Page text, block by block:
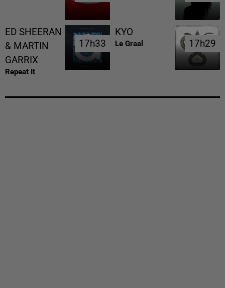
ED SHEERAN
& MARTIN
GARRIX
Repeat It
17h33
17h33
KYO
Le Graal 17h29
17h29